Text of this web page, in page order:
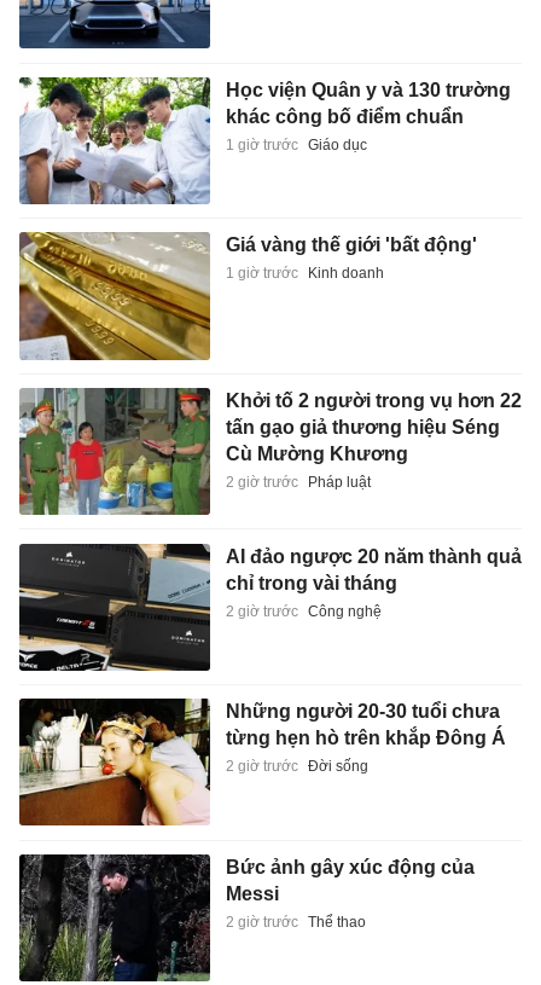
Học viện Quân y và 130 trường
khác công bố điểm chuẩn
1 giờ trước Giáo dục
Giá vàng thế giới 'bất động'
1 giờ trước Kinh doanh
Khởi tố 2 người trong vụ hơn 22
tấn gạo giả thương hiệu Séng
Cù Mường Khương
2 giờ trước Pháp luật
AI đảo ngược 20 năm thành quả
chỉ trong vài tháng
2 giờ trước Công nghệ
Những người 20-30 tuổi chưa
từng hẹn hò trên khắp Đông Á
2 giờ trước Đời sống
Bức ảnh gây xúc động của
Messi
2 giờ trước Thể thao